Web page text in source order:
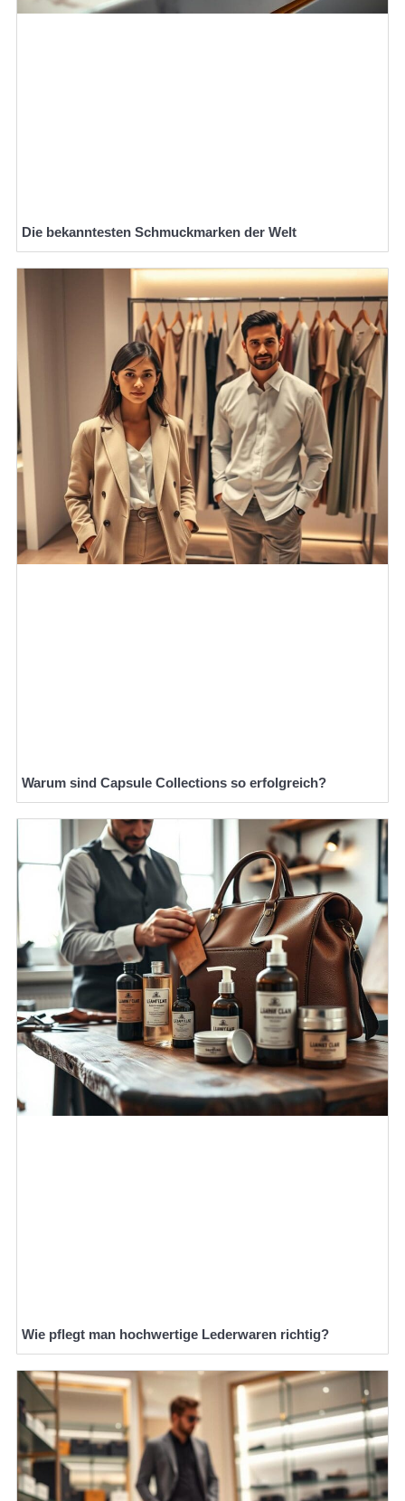
Die bekanntesten Schmuckmarken der Welt
Warum sind Capsule Collections so erfolgreich?
Wie pflegt man hochwertige Lederwaren richtig?